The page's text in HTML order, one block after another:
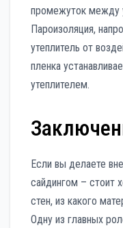
промежуток между
Пароизоляция,
утеплитель от
пленка
утеплителем.
Если вы делаете
сайдингом – стоит
стен, из какого
Одну из главных